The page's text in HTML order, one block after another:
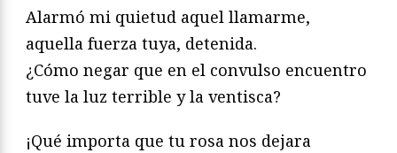
Alarmó mi quietud aquel llamarme,
aquella fuerza tuya, detenida.
¿Cómo negar que en el convulso encuentro
tuve la luz terrible y la ventisca?
¡Qué importa que tu rosa nos dejara